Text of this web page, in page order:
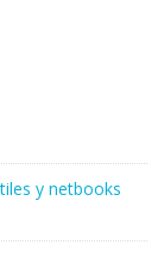
y netbooks